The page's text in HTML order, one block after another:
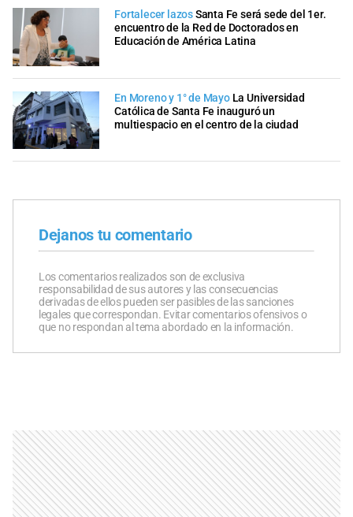
Fortalecer lazosSanta Fe será sede del 1er.
encuentro de la Red de Doctorados en
Educación de América Latina
En Moreno y 1° de Mayo La Universidad
Católica de Santa Fe inauguró un
multiespacio en el centro de la ciudad
Dejanos tu comentario
Los comentarios realizados son de exclusiva
responsabilidad de sus autores y las consecuencias
derivadas de ellos pueden ser pasibles de las sanciones
legales que correspondan. Evitar comentarios ofensivos o
que no respondan al tema abordado en la información.